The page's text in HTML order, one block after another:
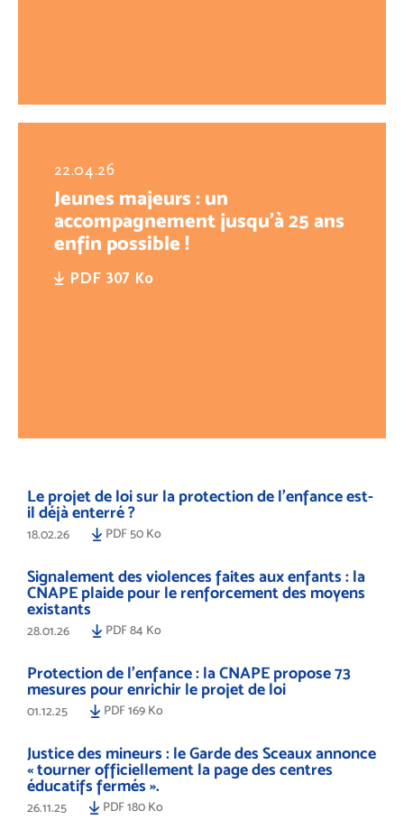
22.04.26
Jeunes majeurs : un
accompagnement jusqu’à 25 ans
enfin possible !
PDF 307 Ko
Le projet de loi sur la protection de l’enfance est-
il déjà enterré ?
18.02.26 PDF 50 Ko
Signalement des violences faites aux enfants : la
CNAPE plaide pour le renforcement des moyens
existants
28.01.26 PDF 84 Ko
Protection de l’enfance : la CNAPE propose 73
mesures pour enrichir le projet de loi
01.12.25 PDF 169 Ko
Justice des mineurs : le Garde des Sceaux annonce
« tourner officiellement la page des centres
éducatifs fermés ».
26.11.25 PDF 180 Ko